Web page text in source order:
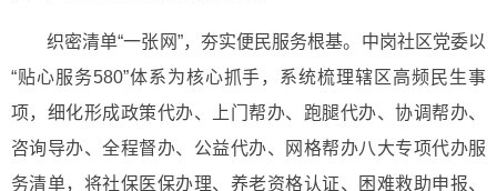
织密清单“一张网”，夯实便民服务根基。 中岗社区党委以
“贴心服务580”体系为核心抓手，系统梳理辖区高频民生事
项，细化形成政策代办、上门帮办、跑腿代办、协调帮办、
咨询导办、全程督办、公益代办、网格帮办八大专项代办服
务清单，将社保医保办理、养老资格认证、困难救助申报、